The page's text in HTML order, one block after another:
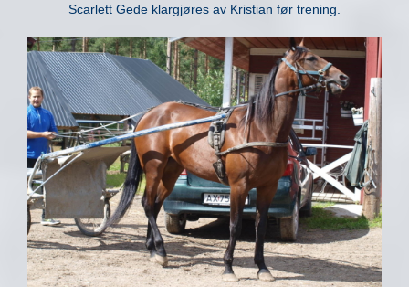
Scarlett Gede klargjøres av Kristian før trening.